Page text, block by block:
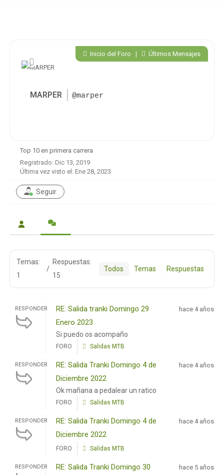
MARPER @marper
Inicio del Foro | Últimos Mensajes
Top 10 en primera carrera
Registrado: Dic 13, 2019
Última vez visto el: Ene 28, 2023
Seguir
Temas:
1
/
Respuestas:
15
Todos Temas Respuestas
RESPONDER
RE: Salida tranki Domingo 29
Enero 2023
Si puedo os acompaño
hace 4 años
FORO Salidas MTB
RESPONDER
RE: Salida Tranki Domingo 4 de
Diciembre 2022
Ok mañana a pedalear un ratico
hace 4 años
FORO Salidas MTB
RESPONDER
RE: Salida Tranki Domingo 4 de
Diciembre 2022
hace 4 años
FORO Salidas MTB
RESPONDER
RE: Salida Tranki Domingo 30
hace 5 años